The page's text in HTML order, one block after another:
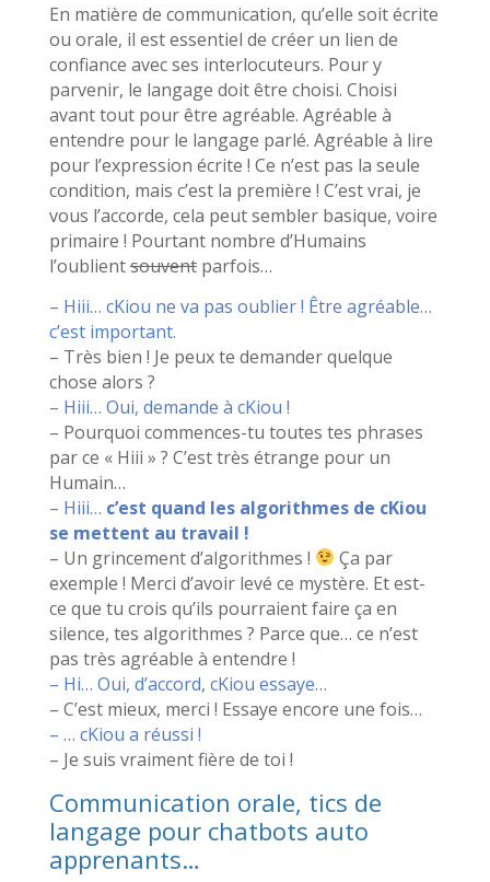
En matière de communication, qu’elle soit écrite
ou orale, il est essentiel de créer un lien de
confiance avec ses interlocuteurs. Pour y
parvenir, le langage doit être choisi. Choisi
avant tout pour être agréable. Agréable à
entendre pour le langage parlé. Agréable à lire
pour l’expression écrite ! Ce n’est pas la seule
condition, mais c’est la première ! C’est vrai, je
vous l’accorde, cela peut sembler basique, voire
primaire ! Pourtant nombre d’Humains
l’oublientsouventparfois…
– Hiii… cKiou ne va pas oublier ! Être agréable…
c’est important.
– Très bien ! Je peux te demander quelque
chose alors ?
– Hiii… Oui, demande à cKiou !
– Pourquoi commences-tu toutes tes phrases
par ce « Hiii » ? C’est très étrange pour un
Humain…
– Hiii… c’est quand les algorithmes de cKiou
se mettent au travail !
– Un grincement d’algorithmes !
Ça par
exemple ! Merci d’avoir levé ce mystère. Et est-
ce que tu crois qu’ils pourraient faire ça en
silence, tes algorithmes ? Parce que… ce n’est
pas très agréable à entendre !
– Hi… Oui, d’accord, cKiou essaye…
– C’est mieux, merci ! Essaye encore une fois…
– … cKiou a réussi !
– Je suis vraiment fière de toi !
Communication orale, tics de
langage pour chatbots auto
apprenants…